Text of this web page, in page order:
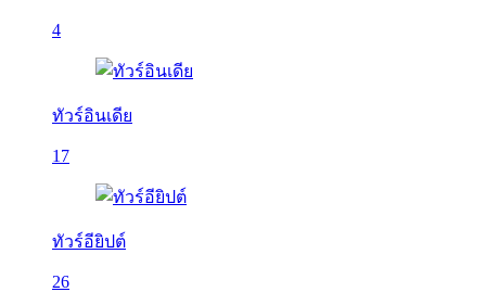
4
ทัวร์อินเดีย
17
ทัวร์อียิปต์
26